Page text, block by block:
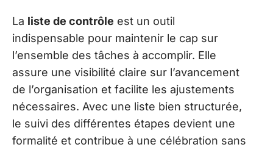
La liste de contrôle est un outil
indispensable pour maintenir le cap sur
l’ensemble des tâches à accomplir. Elle
assure une visibilité claire sur l’avancement
de l’organisation et facilite les ajustements
nécessaires. Avec une liste bien structurée,
le suivi des différentes étapes devient une
formalité et contribue à une célébration sans